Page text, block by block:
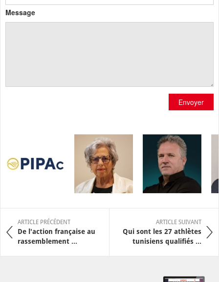
Message
Envoyer
ARTICLE PRÉCÉDENT
De l'action française au
rassemblement ...
ARTICLE SUIVANT
Qui sont les 27 athlètes
tunisiens qualifiés ...